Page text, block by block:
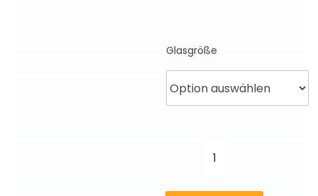
Glasgröße
Löwe